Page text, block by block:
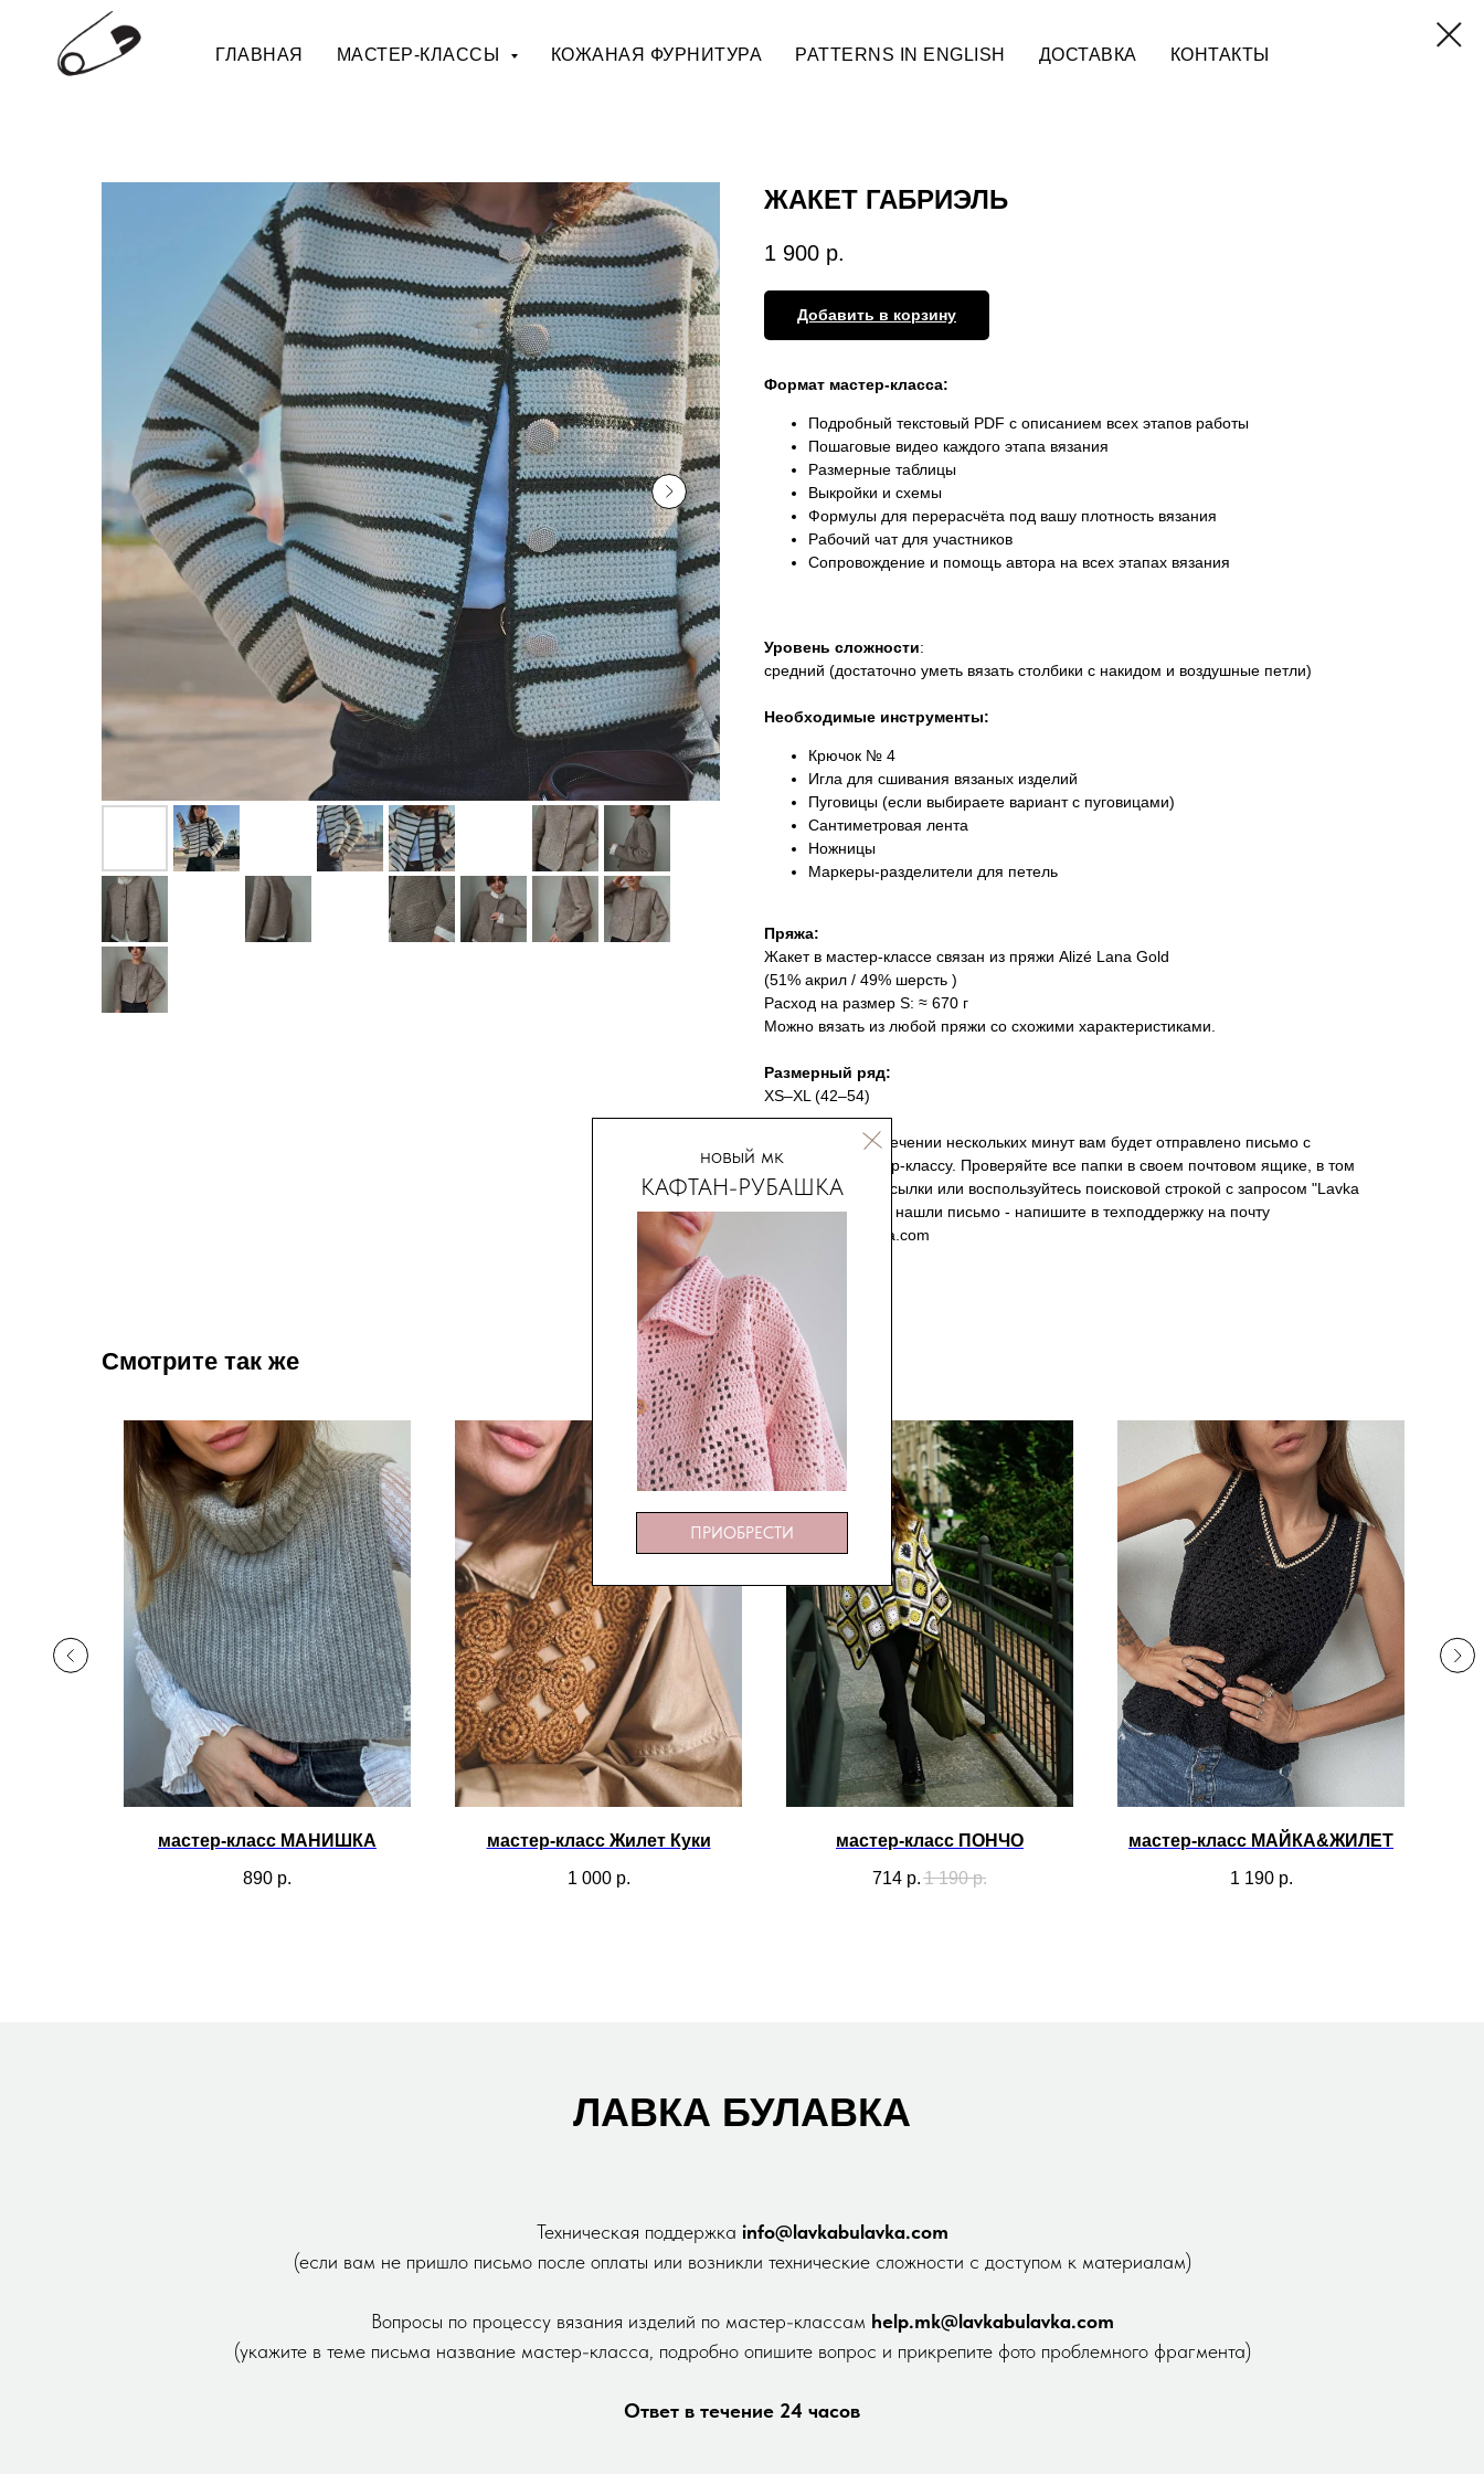
ГЛАВНАЯ МАСТЕР-КЛАССЫ КОЖАНАЯ ФУРНИТУРА PATTERNS IN ENGLISH ДОСТАВКА КОНТАКТЫ
ПРИОБРЕСТИ
КАФТАН-РУБАШКА
Новинка МК жакет
Белые розы
новый мк
ЖАКЕТ ГАБРИЭЛЬ
1 900 р.
Добавить в корзину
Формат мастер-класса:
Подробный текстовый PDF с описанием всех этапов работы
Пошаговые видео каждого этапа вязания
Размерные таблицы
Выкройки и схемы
Формулы для перерасчёта под вашу плотность вязания
Рабочий чат для участников
Сопровождение и помощь автора на всех этапах вязания
Уровень сложности:
средний (достаточно уметь вязать столбики с накидом и воздушные петли)
Необходимые инструменты:
Крючок № 4
Игла для сшивания вязаных изделий
Пуговицы (если выбираете вариант с пуговицами)
Сантиметровая лента
Ножницы
Маркеры-разделители для петель
Пряжа:
Жакет в мастер-классе связан из пряжи Alizé Lana Gold
(51% акрил / 49% шерсть )
Расход на размер S: ≈ 670 г
Можно вязать из любой пряжи со схожими характеристиками.
Размерный ряд:
XS–XL (42–54)
После оплаты в течении нескольких минут вам будет отправлено письмо с
доступом к мастер-классу. Проверяйте все папки в своем почтовом ящике, в том
числе спам и рассылки или воспользуйтесь поисковой строкой с запросом "Lavka
Bulavka". Если не нашли письмо - напишите в техподдержку на почту
info@lavkabulavka.com
Смотрите так же
мастер-класс МАНИШКА
890 р.
мастер-класс Жилет Куки
1 000 р.
мастер-класс ПОНЧО
714 р. 1 190 р.
мастер-класс МАЙКА&ЖИЛЕТ
1 190 р.
ЛАВКА БУЛАВКА
Техническая поддержка info@lavkabulavka.com
(если вам не пришло письмо после оплаты или возникли технические сложности с доступом к материалам)
Вопросы по процессу вязания изделий по мастер-классам help.mk@lavkabulavka.com
(укажите в теме письма название мастер-класса, подробно опишите вопрос и прикрепите фото проблемного фрагмента)
Ответ в течение 24 часов